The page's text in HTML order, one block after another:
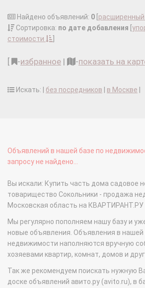
Найдено объявлений: 0 расширенный
Сортировка: по дате добавления
стоимости
-избранное | -показать на
Искать: | без посредников в Москве
Объявлений в нашей базе по
запросу не найдено...
Вы искали: Купить часть дома садовое
товарищество Сокольники - продажа
Московская область на КВАРТИРАНТ.РУ
Мы регулярно пополняем нашу базу и
новые объявления. Объявления в нашей
недвижимости наполняются вручную
хозяевами квартир, комнат, домов и
Так же рекомендуем поискать нужную
доске объявлений авито.ру (avito.ru), в